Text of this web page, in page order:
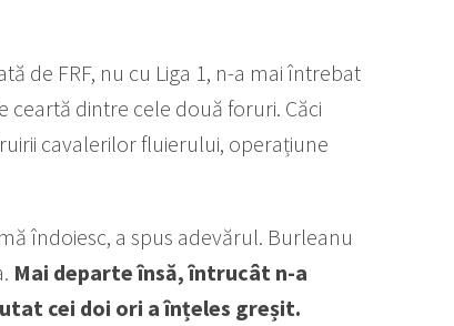
de FRF, nu cu Liga 1, n-a mai întrebat
dintre cele două foruri. Căci
cavalerilor fluierului, operațiune
îndoiesc, a spus adevărul. Burleanu
Mai departe însă, întrucât n-a
cei doi ori a înțeles greșit.